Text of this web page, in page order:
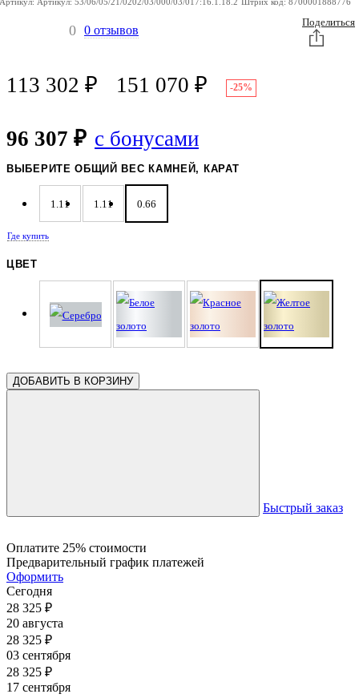
0 0 отзывов
Поделиться
113 302 ₽ 151 070 ₽ -25%
96 307 ₽ с бонусами
ВЫБЕРИТЕ ОБЩИЙ ВЕС КАМНЕЙ, КАРАТ
1.11 1.11 0.66
Где купить
ЦВЕТ
ДОБАВИТЬ В КОРЗИНУ
Быстрый заказ
Оплатите 25% стоимости
Предварительный график платежей
Оформить
Сегодня
28 325 ₽
20 августа
28 325 ₽
03 сентября
28 325 ₽
17 сентября